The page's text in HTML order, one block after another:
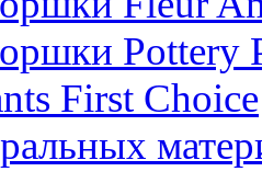
Pottery
First Choice